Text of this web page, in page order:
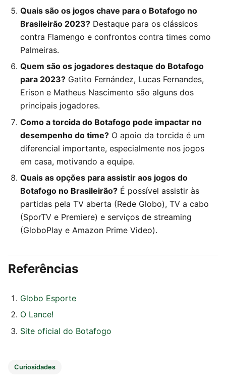
Quais são os jogos chave para o Botafogo no
Brasileirão 2023? Destaque para os clássicos
contra Flamengo e confrontos contra times como
Palmeiras.
Quem são os jogadores destaque do Botafogo
para 2023? Gatito Fernández, Lucas Fernandes,
Erison e Matheus Nascimento são alguns dos
principais jogadores.
Como a torcida do Botafogo pode impactar no
desempenho do time? O apoio da torcida é um
diferencial importante, especialmente nos jogos
em casa, motivando a equipe.
Quais as opções para assistir aos jogos do
Botafogo no Brasileirão? É possível assistir às
partidas pela TV aberta (Rede Globo), TV a cabo
(SporTV e Premiere) e serviços de streaming
(GloboPlay e Amazon Prime Video).
Referências
Globo Esporte
O Lance!
Site oficial do Botafogo
Curiosidades